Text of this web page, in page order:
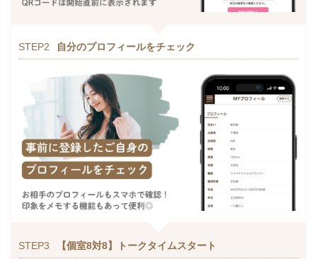
STEP2 自分のプロフィールをチェック
STEP3 【個室8対8】トークタイムスタート